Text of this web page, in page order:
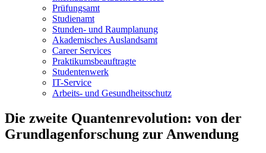
Prüfungsamt
Studienamt
Stunden- und Raumplanung
Akademisches Auslandsamt
Career Services
Praktikumsbeauftragte
Studentenwerk
IT-Service
Arbeits- und Gesundheitsschutz
Die zweite Quantenrevolution: von der
Grundlagenforschung zur Anwendung